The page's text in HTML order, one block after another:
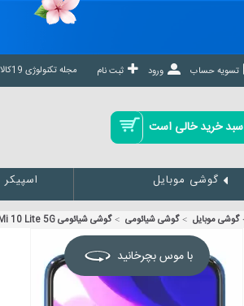
تسویه حساب ورود ثبت نام مجله تکنولوژی 19کالا مگ »
سبد خرید خالی است
گوشی موبایل اسپیکر
گوشی موبایل گوشی شیائومی گوشی شیائومی Mi 10 Lite 5G ظرفیت 128 گیگابایت
با موس بچرخانید